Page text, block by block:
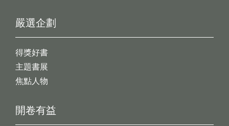
開卷有益
嚴選企劃
得獎好書
主題書展
焦點人物